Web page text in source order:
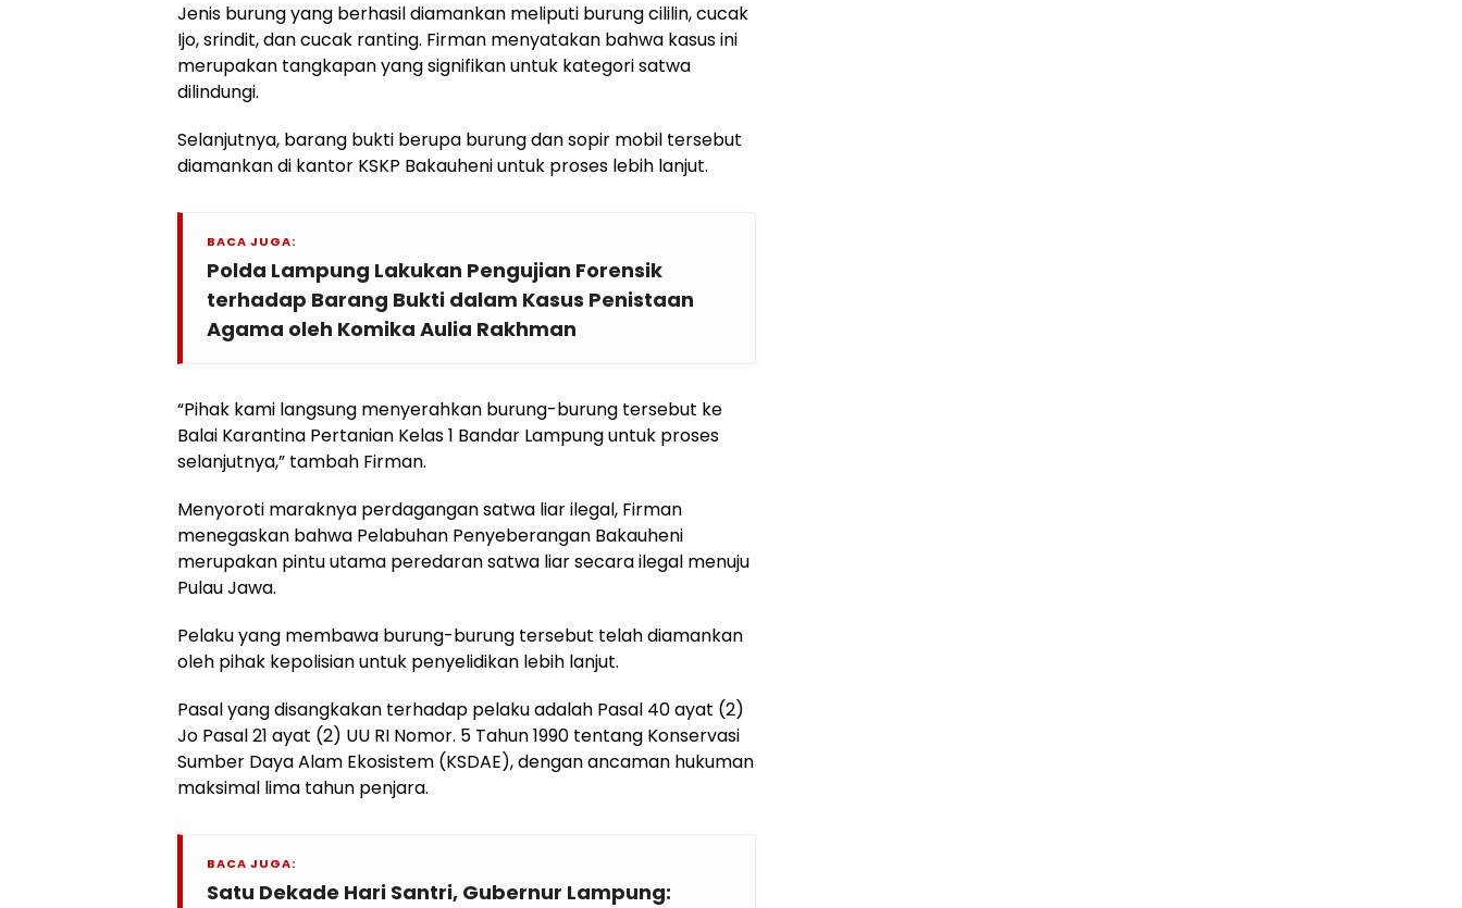
Jenis burung yang berhasil diamankan meliputi burung cililin, cucak
Ijo, srindit, dan cucak ranting. Firman menyatakan bahwa kasus ini
merupakan tangkapan yang signifikan untuk kategori satwa
dilindungi.
Selanjutnya, barang bukti berupa burung dan sopir mobil tersebut
diamankan di kantor KSKP Bakauheni untuk proses lebih lanjut.
BACA JUGA:
Polda Lampung Lakukan Pengujian Forensik
terhadap Barang Bukti dalam Kasus Penistaan
Agama oleh Komika Aulia Rakhman
“Pihak kami langsung menyerahkan burung-burung tersebut ke
Balai Karantina Pertanian Kelas 1 Bandar Lampung untuk proses
selanjutnya,” tambah Firman.
Menyoroti maraknya perdagangan satwa liar ilegal, Firman
menegaskan bahwa Pelabuhan Penyeberangan Bakauheni
merupakan pintu utama peredaran satwa liar secara ilegal menuju
Pulau Jawa.
Pelaku yang membawa burung-burung tersebut telah diamankan
oleh pihak kepolisian untuk penyelidikan lebih lanjut.
Pasal yang disangkakan terhadap pelaku adalah Pasal 40 ayat (2)
Jo Pasal 21 ayat (2) UU RI Nomor. 5 Tahun 1990 tentang Konservasi
Sumber Daya Alam Ekosistem (KSDAE), dengan ancaman hukuman
maksimal lima tahun penjara.
BACA JUGA:
Satu Dekade Hari Santri, Gubernur Lampung: